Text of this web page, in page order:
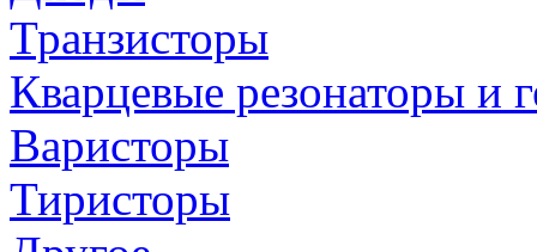
Транзисторы
Кварцевые резонаторы и
Варисторы
Тиристоры